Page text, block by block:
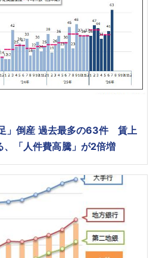
」倒産 過去最多の63件 賃上
、「人件費高騰」が2倍増